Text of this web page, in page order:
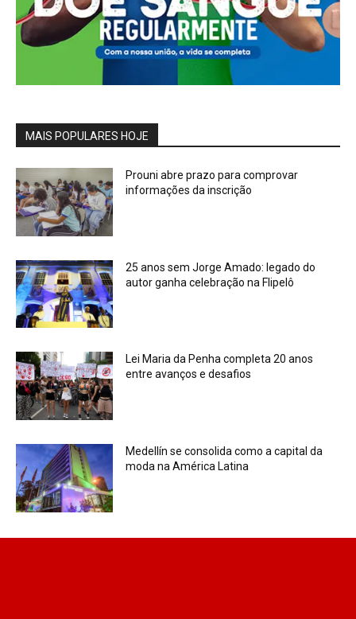
MAIS POPULARES HOJE
Prouni abre prazo para comprovar
informações da inscrição
25 anos sem Jorge Amado: legado do
autor ganha celebração na Flipelô
Lei Maria da Penha completa 20 anos
entre avanços e desafios
Medellín se consolida como a capital da
moda na América Latina